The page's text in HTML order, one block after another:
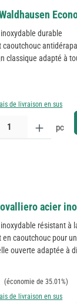
durable
caoutchouc
classique adapté à
:
de livraison en sus
produit : Entrez la
pc
acier
résistant à
en caoutchouc pour
ouverte adaptée à
:
Prix régulier :
(économie de 35.01%)
de livraison en sus